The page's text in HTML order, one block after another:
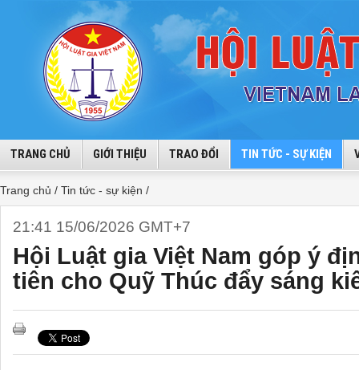
TRANG CHỦ GIỚI THIỆU TRAO ĐỔI TIN TỨC - SỰ KIỆN
Trang chủ / Tin tức - sự kiện /
21:41 15/06/2026 GMT+7
Hội Luật gia Việt Nam góp ý
tiên cho Quỹ Thúc đẩy sáng